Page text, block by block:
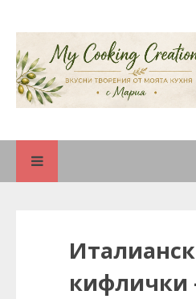
кифлички